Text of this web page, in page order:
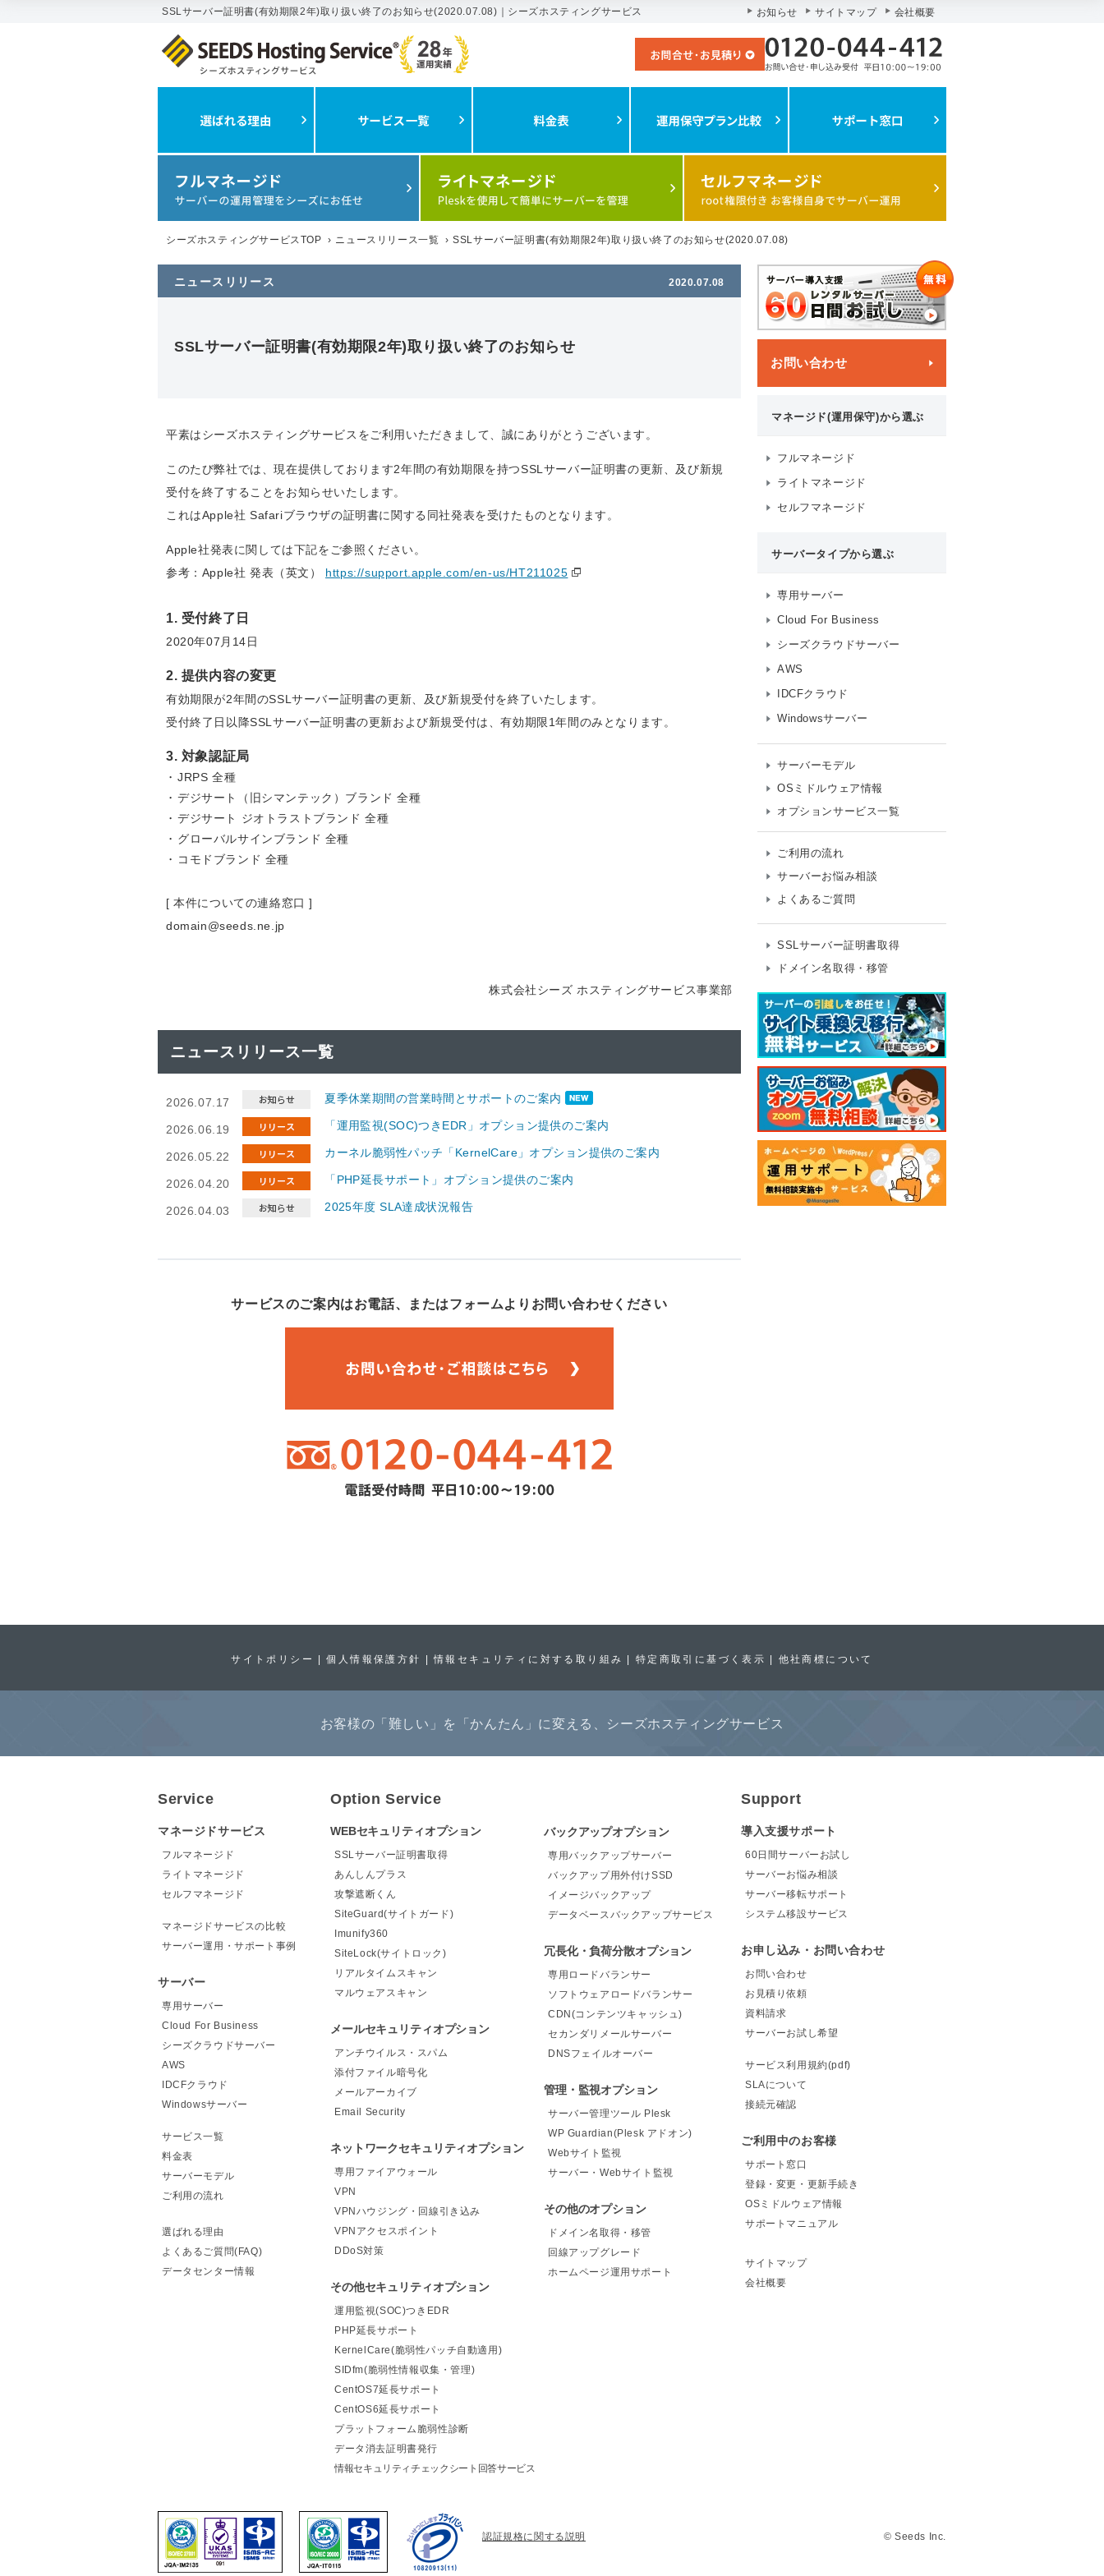
SSLサーバー証明書(有効期限2年)取り扱い終了のお知らせ(2020.07.08)｜シーズホスティングサービス お知らせ サイトマップ 会社概要
シーズホスティングサービスTOP › ニュースリリース一覧 › SSLサーバー証明書(有効期限2年)取り扱い終了のお知らせ(2020.07.08)
ニュースリリース 2020.07.08
SSLサーバー証明書(有効期限2年)取り扱い終了のお知らせ
平素はシーズホスティングサービスをご利用いただきまして、誠にありがとうございます。
このたび弊社では、現在提供しております2年間の有効期限を持つSSLサーバー証明書の更新、及び新規
受付を終了することをお知らせいたします。
これはApple社 Safariブラウザの証明書に関する同社発表を受けたものとなります。
Apple社発表に関しては下記をご参照ください。
参考：Apple社 発表（英文） https://support.apple.com/en-us/HT211025
1. 受付終了日
2020年07月14日
2. 提供内容の変更
有効期限が2年間のSSLサーバー証明書の更新、及び新規受付を終了いたします。
受付終了日以降SSLサーバー証明書の更新および新規受付は、有効期限1年間のみとなります。
3. 対象認証局
JRPS 全種
デジサート（旧シマンテック）ブランド 全種
デジサート ジオトラストブランド 全種
グローバルサインブランド 全種
コモドブランド 全種
[ 本件についての連絡窓口 ]
domain@seeds.ne.jp
株式会社シーズ ホスティングサービス事業部
ニュースリリース一覧
2026.07.17 夏季休業期間の営業時間とサポートのご案内
2026.06.19 「運用監視(SOC)つきEDR」オプション提供のご案内
2026.05.22 カーネル脆弱性パッチ「KernelCare」オプション提供のご案内
2026.04.20 「PHP延長サポート」オプション提供のご案内
2026.04.03 2025年度 SLA達成状況報告
サービスのご案内はお電話、 またはフォームよりお問い合わせください
お問い合わせ
マネージド(運用保守)から選ぶ
フルマネージド
ライトマネージド
セルフマネージド
サーバータイプから選ぶ
専用サーバー
Cloud For Business
シーズクラウドサーバー
AWS
IDCFクラウド
Windowsサーバー
サーバーモデル
OSミドルウェア情報
オプションサービス一覧
ご利用の流れ
サーバーお悩み相談
よくあるご質問
SSLサーバー証明書取得
ドメイン名取得・移管
サイトポリシー 個人情報保護方針 情報セキュリティに対する取り組み 特定商取引に基づく表示 他社商標について
お客様の「難しい」を「かんたん」に変える、シーズホスティングサービス
Service
マネージドサービス
フルマネージド
ライトマネージド
セルフマネージド
マネージドサービスの比較
サーバー運用・サポート事例
サーバー
専用サーバー
Cloud For Business
シーズクラウドサーバー
AWS
IDCFクラウド
Windowsサーバー
サービス一覧
料金表
サーバーモデル
ご利用の流れ
選ばれる理由
よくあるご質問(FAQ)
データセンター情報
Option Service
WEBセキュリティオプション
SSLサーバー証明書取得
あんしんプラス
攻撃遮断くん
SiteGuard(サイトガード)
Imunify360
SiteLock(サイトロック)
リアルタイムスキャン
マルウェアスキャン
メールセキュリティオプション
アンチウイルス・スパム
添付ファイル暗号化
メールアーカイブ
Email Security
ネットワークセキュリティオプション
専用ファイアウォール
VPN
VPNハウジング・回線引き込み
VPNアクセスポイント
DDoS対策
その他セキュリティオプション
運用監視(SOC)つきEDR
PHP延長サポート
KernelCare(脆弱性パッチ自動適用)
SIDfm(脆弱性情報収集・管理)
CentOS7延長サポート
CentOS6延長サポート
プラットフォーム脆弱性診断
データ消去証明書発行
情報セキュリティチェックシート回答サービス
バックアップオプション
専用バックアップサーバー
バックアップ用外付けSSD
イメージバックアップ
データベースバックアップサービス
冗長化・負荷分散オプション
専用ロードバランサー
ソフトウェアロードバランサー
CDN(コンテンツキャッシュ)
セカンダリメールサーバー
DNSフェイルオーバー
管理・監視オプション
サーバー管理ツール Plesk
WP Guardian(Plesk アドオン)
Webサイト監視
サーバー・Webサイト監視
その他のオプション
ドメイン名取得・移管
回線アップグレード
ホームページ運用サポート
Support
導入支援サポート
60日間サーバーお試し
サーバーお悩み相談
サーバー移転サポート
システム移設サービス
お申し込み・お問い合わせ
お問い合わせ
お見積り依頼
資料請求
サーバーお試し希望
サービス利用規約(pdf)
SLAについて
接続元確認
ご利用中のお客様
サポート窓口
登録・変更・更新手続き
OSミドルウェア情報
サポートマニュアル
サイトマップ
会社概要
認証規格に関する説明 © Seeds Inc.